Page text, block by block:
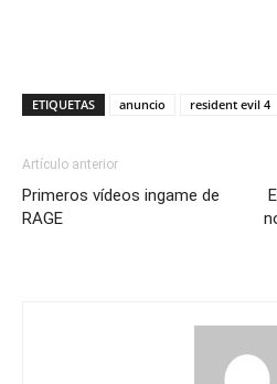
ETIQUETAS anuncio resident evil 4
Artículo anterior
Primeros vídeos ingame de
RAGE